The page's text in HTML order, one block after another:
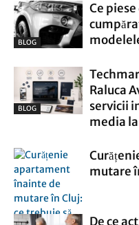
BLOG
Ce
BLOG
Raluca
servicii
media
mutare
De ce